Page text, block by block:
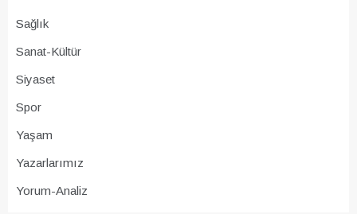
Sağlık
Sanat-Kültür
Siyaset
Spor
Yaşam
Yazarlarımız
Yorum-Analiz